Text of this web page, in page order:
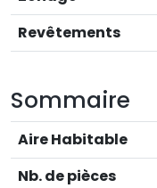
Revêtements
Sommaire
Aire Habitable
Nb. de pièces